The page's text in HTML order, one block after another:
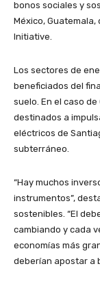
bonos sociales y
México,
Initiative.
Los sectores de
beneficiados del
suelo. En el caso
destinados a
eléctricos de
subterráneo.
“Hay muchos
instrumentos”,
sostenibles. “El
cambiando y cada
economías más
deberían apostar a